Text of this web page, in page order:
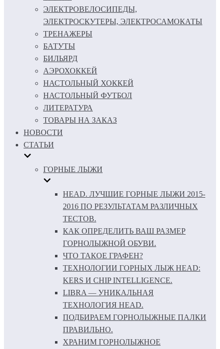
ЭЛЕКТРОВЕЛОСИПЕДЫ,
ЭЛЕКТРОСКУТЕРЫ, ЭЛЕКТРОСАМОКАТЫ
ТРЕНАЖЕРЫ
БАТУТЫ
БИЛЬЯРД
АЭРОХОККЕЙ
НАСТОЛЬНЫЙ ХОККЕЙ
НАСТОЛЬНЫЙ ФУТБОЛ
ЛИТЕРАТУРА
ТОВАРЫ НА ЗАКАЗ
НОВОСТИ
СТАТЬИ
ГОРНЫЕ ЛЫЖИ
HEAD. ЛУЧШИЕ ГОРНЫЕ ЛЫЖИ 2015-
2016 ПО РЕЗУЛЬТАТАМ РАЗЛИЧНЫХ
ТЕСТОВ.
КАК ОПРЕДЕЛИТЬ ВАШ РАЗМЕР
ГОРНОЛЫЖНОЙ ОБУВИ.
ЧТО ТАКОЕ ГРАФЕН?
ТЕХНОЛОГИИ ГОРНЫХ ЛЫЖ HEAD:
KERS И CHIP INTELLIGENCE.
LIBRA — УНИКАЛЬНАЯ
ТЕХНОЛОГИЯ HEAD.
ПОДБИРАЕМ ГОРНОЛЫЖНЫЕ ПАЛКИ
ПРАВИЛЬНО.
ХРАНИМ ГОРНОЛЫЖНОЕ